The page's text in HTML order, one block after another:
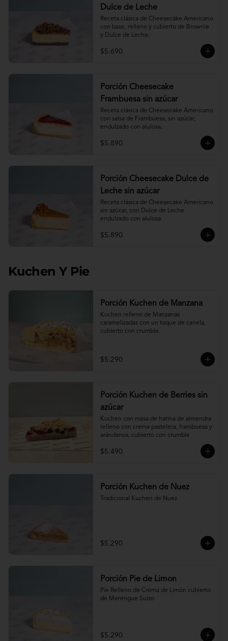
Dulce de Leche
Receta clásica de Cheesecake Americano
con base, relleno y cubierto de Brownie
y Dulce de Leche.
$5.690
Porción Cheesecake
Frambuesa sin azúcar
Receta clásica de Cheesecake Americano
con salsa de Frambuesa, sin azúcar,
endulzado con alulosa.
$5.890
Porción Cheesecake Dulce de
Leche sin azúcar
Receta clásica de Cheesecake Americano
sin azúcar, con Dulce de Leche
endulzado con alulosa.
$5.890
Kuchen Y Pie
Porción Kuchen de Manzana
Kuchen relleno de Manzanas
caramelizadas con un toque de canela,
cubierto con crumble.
$5.290
Porción Kuchen de Berries sin
azúcar
Kuchen con masa de harina de almendra
relleno con crema pastelera, frambuesa y
arándanos, cubierto con crumble
$5.490
Porción Kuchen de Nuez
Tradicional Kuchen de Nuez
$5.290
Porción Pie de Limon
Pie Relleno de Crema de Limón cubierto
de Merengue Suizo
$5.290